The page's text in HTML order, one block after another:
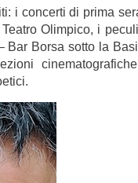
i concerti di prima
Olimpico, i
Borsa sotto la